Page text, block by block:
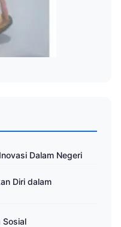
Dalam Negeri
Diri dalam
Sosial